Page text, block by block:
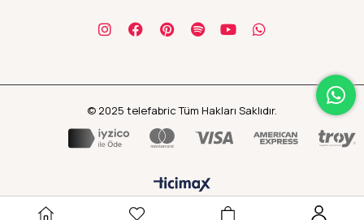
© 2025 telefabric Tüm Hakları Saklıdır.